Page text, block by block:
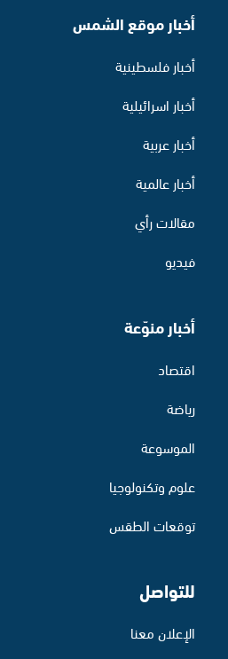
أخبار موقع الشمس
أخبار فلسطينية
أخبار اسرائيلية
أخبار عربية
أخبار عالمية
مقالات رأي
فيديو
أخبار منوّعة
اقتصاد
رياضة
الموسوعة
علوم وتكنولوجيا
توقعات الطقس
للتواصل
الإعلان معنا